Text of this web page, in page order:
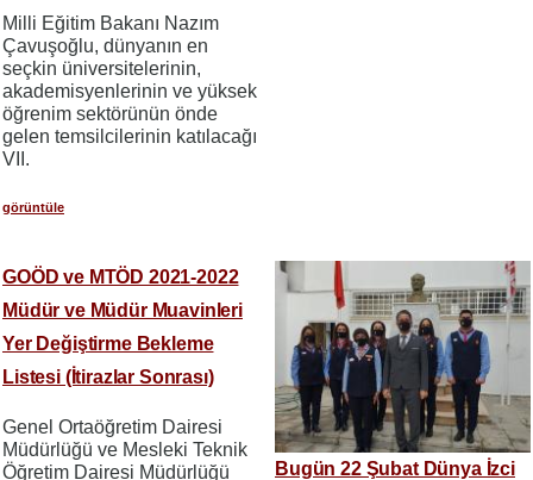
Milli Eğitim Bakanı Nazım
Çavuşoğlu, dünyanın en
seçkin üniversitelerinin,
akademisyenlerinin ve yüksek
öğrenim sektörünün önde
gelen temsilcilerinin katılacağı
VII.
görüntüle
GOÖD ve MTÖD 2021-2022
Müdür ve Müdür Muavinleri
Yer Değiştirme Bekleme
Listesi (İtirazlar Sonrası)
Genel Ortaöğretim Dairesi
Müdürlüğü ve Mesleki Teknik
Öğretim Dairesi Müdürlüğü
Bugün 22 Şubat Dünya İzci